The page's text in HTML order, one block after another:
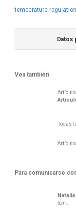
temperature regulation
Datos
Vea también
Todas
Para comunicarse
Natalia
tem...